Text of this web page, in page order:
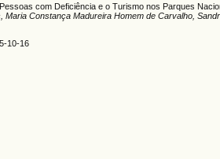
com Deficiência e o Turismo nos Parques
Maria Constança Madureira Homem de Carvalho,
10-16